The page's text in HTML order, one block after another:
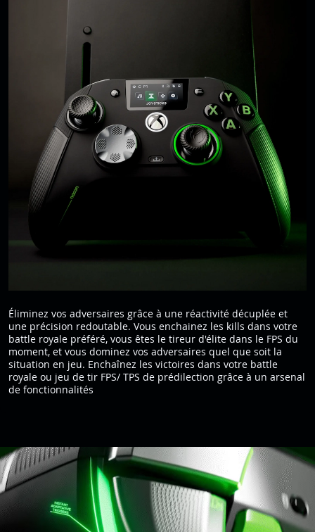
Éliminez vos adversaires grâce à une réactivité décuplée et
une précision redoutable. Vous enchainez les kills dans votre
battle royale préféré, vous êtes le tireur d'élite dans le FPS du
moment, et vous dominez vos adversaires quel que soit la
situation en jeu. Enchaînez les victoires dans votre battle
royale ou jeu de tir FPS/ TPS de prédilection grâce à un arsenal
de fonctionnalités